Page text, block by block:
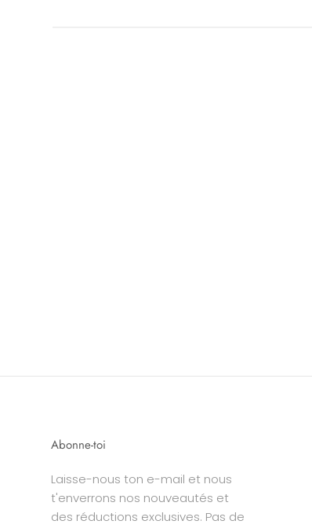
Abonne-toi
Laisse-nous ton e-mail et nous
t'enverrons nos nouveautés et
des réductions exclusives. Pas de